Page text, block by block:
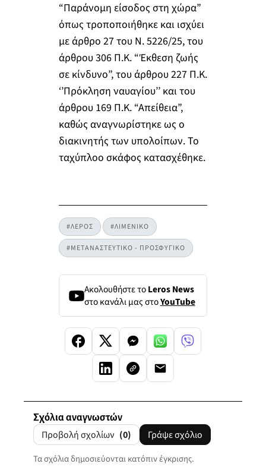
“Παράνομη είσοδος στη χώρα”
όπως τροποποιήθηκε και ισχύει
με άρθρο 27 του Ν. 5226/25, του
άρθρου 306 Π.Κ. “Έκθεση ζωής
σε κίνδυνο”, του άρθρου 227 Π.Κ.
‘’Πρόκληση ναυαγίου’’ και του
άρθρου 169 Π.Κ. “Απείθεια”,
καθώς αναγνωρίστηκε ως ο
διακινητής των υπολοίπων. Το
ταχύπλοο σκάφος κατασχέθηκε.
#ΛΕΡΟΣ #ΛΙΜΕΝΙΚΟ
#ΜΕΤΑΝΑΣΤΕΥΤΙΚΟ - ΠΡΟΣΦΥΓΙΚΟ
Ακολουθήστε τοLeros News
στο κανάλι μας στοYouTube
Σχόλια αναγνωστών
Προβολή σχολίων (0) Γράψε σχόλιο
Τα σχόλια δημοσιεύονται κατόπιν έγκρισης.